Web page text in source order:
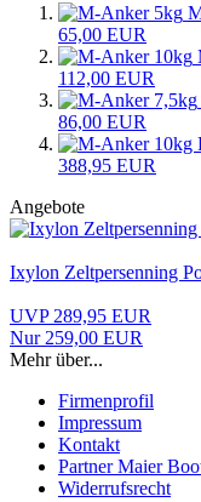
65,00 EUR
112,00 EUR
86,00 EUR
388,95 EUR
Angebote
Ixylon Zeltpersenning
UVP 289,95 EUR
Nur 259,00 EUR
Mehr über...
Firmenprofil
Impressum
Kontakt
Partner Maier
Widerrufsrecht